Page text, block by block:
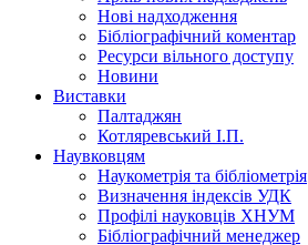
Нові надходження
Бібліографічний коментар
Ресурси вільного доступу
Новини
Виставки
Палтаджян
Котляревський І.П.
Наувковцям
Наукометрія та бібліометрія
Визначення індексів УДК
Профілі науковців ХНУМ
Бібліографічний менеджер